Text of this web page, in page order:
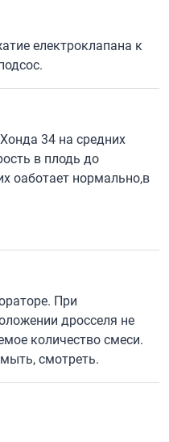
електроклапана к
34 на средних
в плодь до
оаботает нормально,в
При
дросселя не
количество смеси.
смотреть.